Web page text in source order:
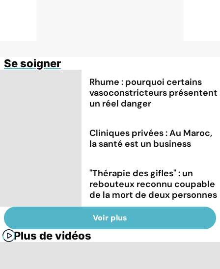
Se soigner
Rhume : pourquoi certains
vasoconstricteurs présentent
un réel danger
Cliniques privées : Au Maroc,
la santé est un business
"Thérapie des gifles" : un
rebouteux reconnu coupable
de la mort de deux personnes
Voir plus
Plus de vidéos